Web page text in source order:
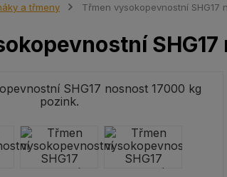
a třmeny Třmen vysokopevnostní SHG17